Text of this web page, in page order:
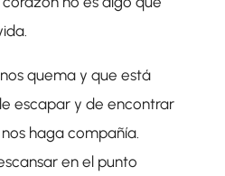
quema y que está
escapar y de encontrar
haga compañía.
en el punto